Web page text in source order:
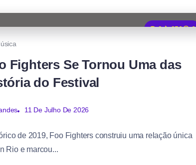
0 256
6
Fighters Se Tornou Uma das
do Festival
11 De Julho De 2026
de 2019, Foo Fighters construiu uma relação única
Rio e marcou...